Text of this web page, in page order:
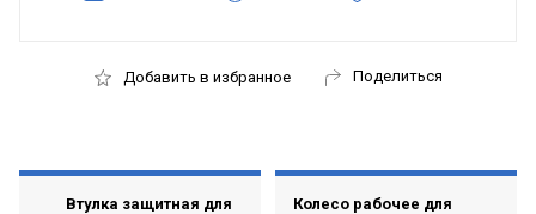
Добавить в избранное Поделиться
Втулка защитная для
Колесо рабочее для